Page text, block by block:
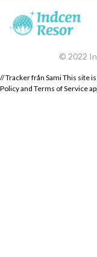
© 2022
// Tracker från Sami This site
Policyand Terms of Service